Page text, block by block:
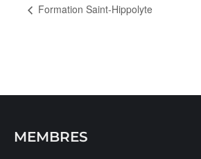
Formation Saint-Hippolyte
MEMBRES